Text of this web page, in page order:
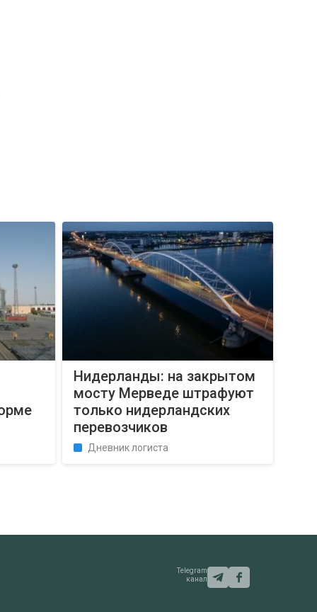
Нидерланды: на закрытом
мосту Мерведе штрафуют
только нидерландских
перевозчиков
Дневник логиста
Telegram
канал